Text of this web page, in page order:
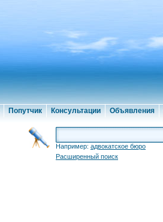
Попутчик Консультации Объявления
Например: адвокатское бюро
Расширенный поиск